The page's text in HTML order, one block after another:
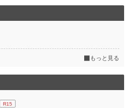
もっと見る
R15